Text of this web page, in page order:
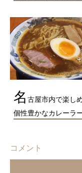
名 古屋市内で楽し
個性豊かなカレーラ
コメント